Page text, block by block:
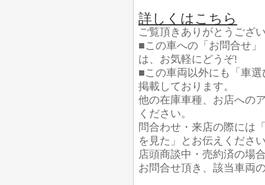
詳しくはこちら
ご覧頂きありがとうござ
■この車への「お問合せ
は、お気軽にどうぞ!
■この車両以外にも「車
掲載しております。
他の在庫車種、お店への
ください。
問合わせ・来店の際には
を見た」とお伝えくださ
店頭商談中・売約済の場
お問合せ頂き、該当車両